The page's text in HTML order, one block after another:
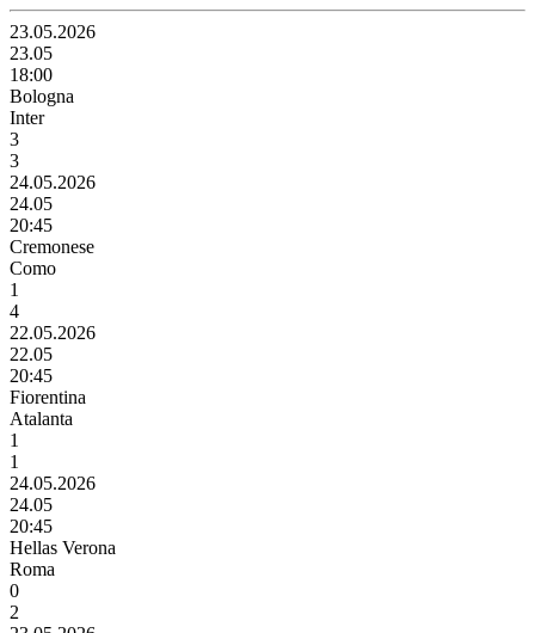
23.05.2026
23.05
18:00
Bologna
Inter
3
3
24.05.2026
24.05
20:45
Cremonese
Como
1
4
22.05.2026
22.05
20:45
Fiorentina
Atalanta
1
1
24.05.2026
24.05
20:45
Hellas Verona
Roma
0
2